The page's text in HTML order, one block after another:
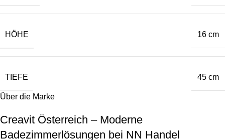
HÖHE 16 cm
TIEFE 45 cm
Über die Marke
Creavit Österreich – Moderne
Badezimmerlösungen bei NN Handel